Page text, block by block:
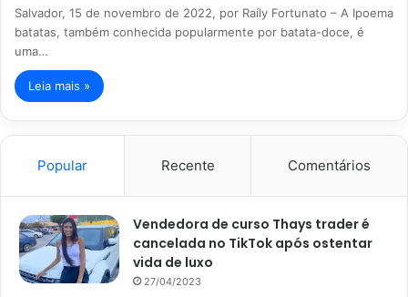
Salvador, 15 de novembro de 2022, por Raíly Fortunato – A Ipoema
batatas, também conhecida popularmente por batata-doce, é
uma…
Leia mais »
Popular Recente Comentários
Vendedora de curso Thays trader é
cancelada no TikTok após ostentar
vida de luxo
27/04/2023